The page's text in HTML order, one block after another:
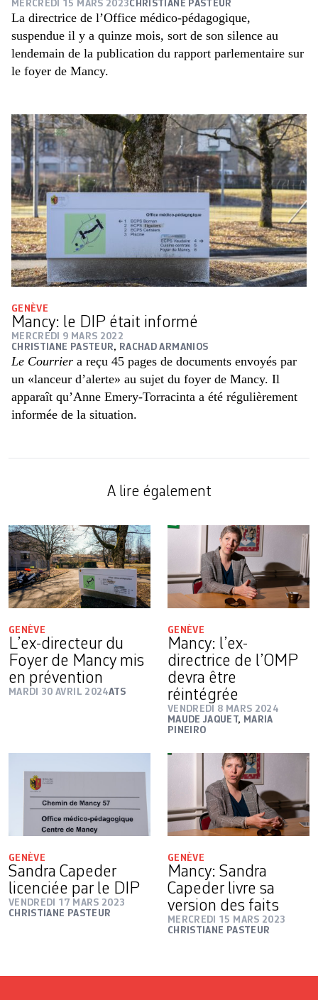
MERCREDI 15 MARS 2023CHRISTIANE PASTEUR
La directrice de l’Office médico-pédagogique,
suspendue il y a quinze mois, sort de son silence au
lendemain de la publication du rapport parlementaire sur
le foyer de Mancy.
GENÈVE
Mancy: le DIP était informé
MERCREDI 9 MARS 2022
CHRISTIANE PASTEUR, RACHAD ARMANIOS
Le Courrier a reçu 45 pages de documents envoyés par
un «lanceur d’alerte» au sujet du foyer de Mancy. Il
apparaît qu’Anne Emery-Torracinta a été régulièrement
informée de la situation.
A lire également
GENÈVE
L’ex-directeur du
Foyer de Mancy mis
en prévention
MARDI 30 AVRIL 2024ATS
GENÈVE
Mancy: l’ex-
directrice de l’OMP
devra être
réintégrée
VENDREDI 8 MARS 2024
MAUDE JAQUET, MARIA
PINEIRO
GENÈVE
Sandra Capeder
licenciée par le DIP
VENDREDI 17 MARS 2023
CHRISTIANE PASTEUR
GENÈVE
Mancy: Sandra
Capeder livre sa
version des faits
MERCREDI 15 MARS 2023
CHRISTIANE PASTEUR